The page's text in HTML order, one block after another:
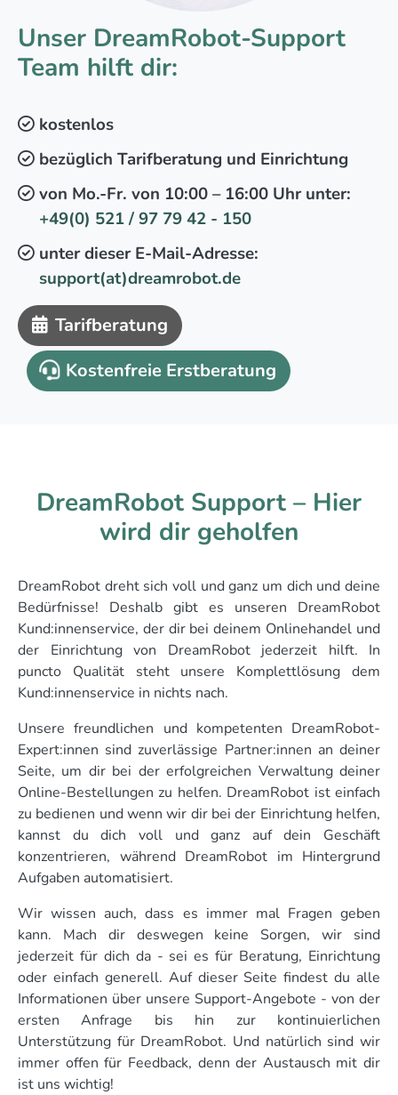
Unser DreamRobot-Support
Team hilft dir:
kostenlos
bezüglich Tarifberatung und Einrichtung
von Mo.-Fr. von 10:00 – 16:00 Uhr unter:
+49(0) 521 / 97 79 42 - 150
unter dieser E-Mail-Adresse:
support(at)dreamrobot.de
Tarifberatung
Kostenfreie Erstberatung
DreamRobot Support – Hier
wird dir geholfen
DreamRobot dreht sich voll und ganz um dich und deine
Bedürfnisse! Deshalb gibt es unseren DreamRobot
Kund:innenservice, der dir bei deinem Onlinehandel und
der Einrichtung von DreamRobot jederzeit hilft. In
puncto Qualität steht unsere Komplettlösung dem
Kund:innenservice in nichts nach.
Unsere freundlichen und kompetenten DreamRobot-
Expert:innen sind zuverlässige Partner:innen an deiner
Seite, um dir bei der erfolgreichen Verwaltung deiner
Online-Bestellungen zu helfen. DreamRobot ist einfach
zu bedienen und wenn wir dir bei der Einrichtung helfen,
kannst du dich voll und ganz auf dein Geschäft
konzentrieren, während DreamRobot im Hintergrund
Aufgaben automatisiert.
Wir wissen auch, dass es immer mal Fragen geben
kann. Mach dir deswegen keine Sorgen, wir sind
jederzeit für dich da - sei es für Beratung, Einrichtung
oder einfach generell. Auf dieser Seite findest du alle
Informationen über unsere Support-Angebote - von der
ersten Anfrage bis hin zur kontinuierlichen
Unterstützung für DreamRobot. Und natürlich sind wir
immer offen für Feedback, denn der Austausch mit dir
ist uns wichtig!